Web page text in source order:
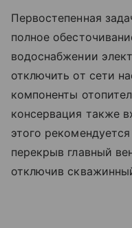
Первостепенная
полное
водоснабжении
отключить от сети
компоненты
консервация также
этого
перекрыв главный
отключив